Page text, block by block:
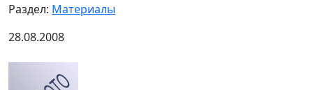
Раздел: Материалы
28.08.2008